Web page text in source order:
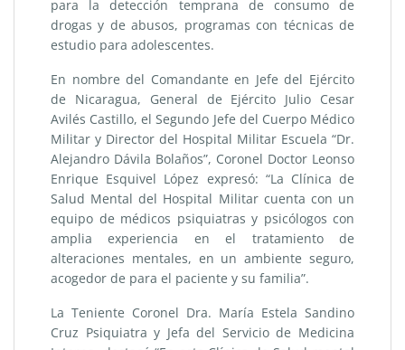
para la detección temprana de consumo de
drogas y de abusos, programas con técnicas de
estudio para adolescentes.
En nombre del Comandante en Jefe del Ejército
de Nicaragua, General de Ejército Julio Cesar
Avilés Castillo, el Segundo Jefe del Cuerpo Médico
Militar y Director del Hospital Militar Escuela “Dr.
Alejandro Dávila Bolaños”, Coronel Doctor Leonso
Enrique Esquivel López expresó: “La Clínica de
Salud Mental del Hospital Militar cuenta con un
equipo de médicos psiquiatras y psicólogos con
amplia experiencia en el tratamiento de
alteraciones mentales, en un ambiente seguro,
acogedor de para el paciente y su familia”.
La Teniente Coronel Dra. María Estela Sandino
Cruz Psiquiatra y Jefa del Servicio de Medicina